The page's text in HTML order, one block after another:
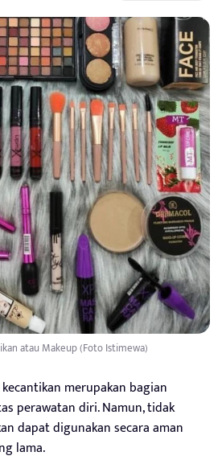
atau Makeup (Foto Istimewa)
merupakan bagian
perawatan diri. Namun, tidak
dapat digunakan secara aman
lama.